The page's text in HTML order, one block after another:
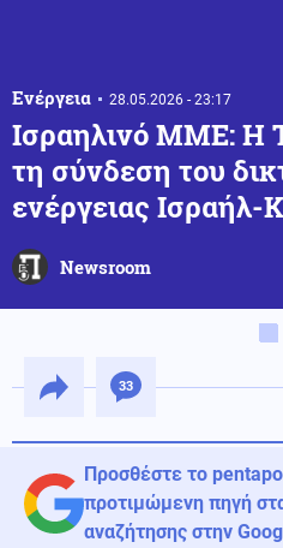
Ενέργεια 28.05.2026 - 23:17
Ισραηλινό ΜΜΕ: Η
τη σύνδεση του
ενέργειας
Newsroom
33
Προσθέστε το
προτιμώμενη πηγή
αναζήτησης στην